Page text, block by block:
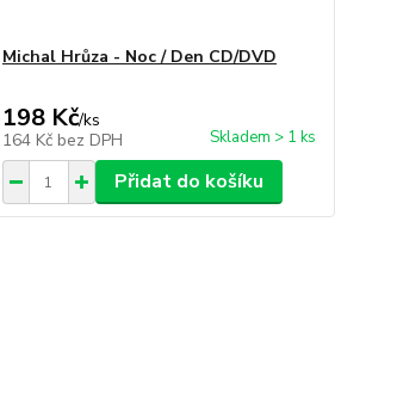
Michal Hrůza - Noc / Den CD/DVD
198 Kč/ks
164 Kč bez DPH Skladem > 1 ks
Přidat do košíku